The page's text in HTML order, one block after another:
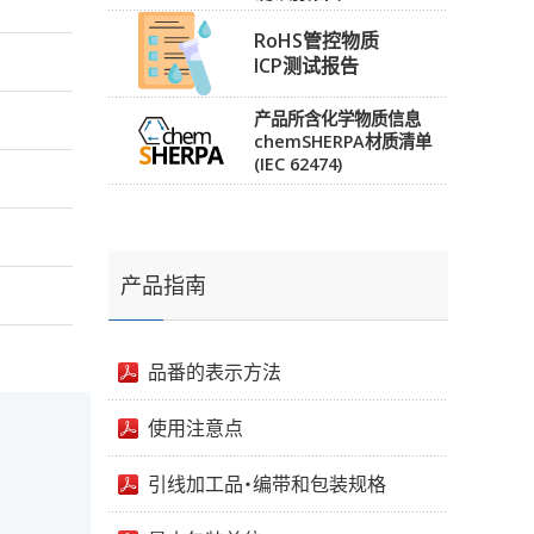
RoHS管控物质
ICP测试报告
产品所含化学物质信息
chemSHERPA材质清单
(IEC 62474)
产品指南
品番的表示方法
使用注意点
引线加工品・编带和包装规格